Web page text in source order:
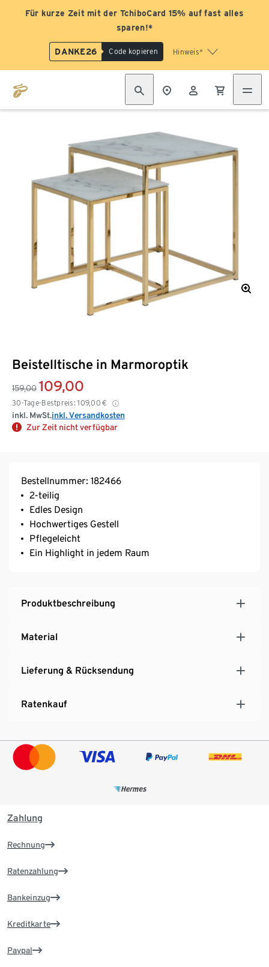
Für kurze Zeit mit der TchiboCard 15% auf fast alles
sparen!*
DANKE26 Code kopieren Hinweis*
Beistelltische in Marmoroptik
159,00 109,00
30-Tage-Bestpreis: 109,00 €
inkl. MwSt.inkl. Versandkosten
Zur Zeit nicht verfügbar
Bestellnummer: 182466
2-teilig
Edles Design
Hochwertiges Gestell
Pflegeleicht
Ein Highlight in jedem Raum
Produktbeschreibung
Material
Lieferung & Rücksendung
Ratenkauf
Zahlung
Rechnung
Ratenzahlung
Bankeinzug
Kreditkarte
Paypal